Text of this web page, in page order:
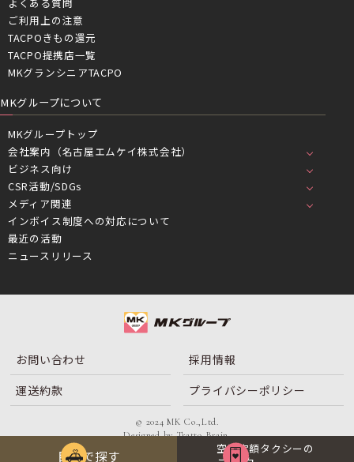
ご利用上の注意
TACPOきもの還元
TACPO提携店一覧
MKグランシニアTACPO
MKグループについて
MKグループトップ
会社案内（名古屋エムケイ株式会社）
ビジネス向け
CSR活動/SDGs
メディア関連
インボイス制度への対応について
最近の活動
ニュースリリース
お問い合わせ
採用情報
運送約款
プライバシーポリシー
© 2024 MK Co.,Ltd.
Designed byTratto Brain.
目的で探す 空港定額タクシーの